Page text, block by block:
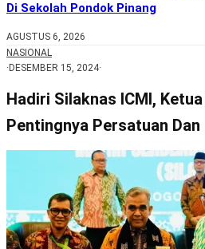
Di Sekolah Pondok Pinang
AGUSTUS 6, 2026
NASIONAL
· DESEMBER 15, 2024·
Hadiri Silaknas ICMI,
Pentingnya Persatuan Dan